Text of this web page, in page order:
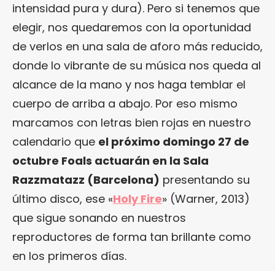
intensidad pura y dura). Pero si tenemos que
elegir, nos quedaremos con la oportunidad
de verlos en una sala de aforo más reducido,
donde lo vibrante de su música nos queda al
alcance de la mano y nos haga temblar el
cuerpo de arriba a abajo. Por eso mismo
marcamos con letras bien rojas en nuestro
calendario que el próximo domingo 27 de
octubre Foals actuarán en la Sala
Razzmatazz (Barcelona) presentando su
último disco, ese «Holy Fire» (Warner, 2013)
que sigue sonando en nuestros
reproductores de forma tan brillante como
en los primeros días.